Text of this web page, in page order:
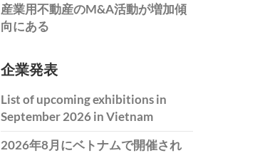
産業用不動産のM&A活動が増加傾
向にある
企業発表
List of upcoming exhibitions in
September 2026 in Vietnam
2026年8月にベトナムで開催され